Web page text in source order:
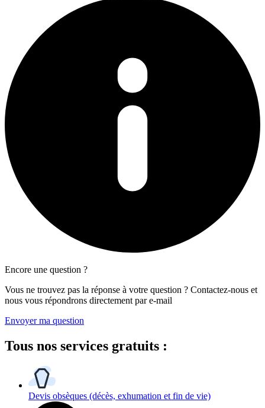
Encore une question ?
Vous ne trouvez pas la réponse à votre question ? Contactez-nous et
nous vous répondrons directement par e-mail
Envoyer ma question
Tous nos services gratuits :
Devis obsèques (décès, exhumation et fin de vie)